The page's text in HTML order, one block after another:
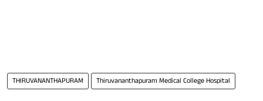
THIRUVANANTHAPURAM Thiruvananthapuram Medical College Hospital